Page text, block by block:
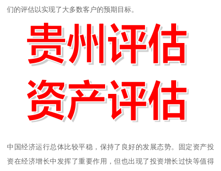
们的评估以实现了大多数客户的预期目标。
中国经济运行总体比较平稳，保持了良好的发展态势。固定资产投
资在经济增长中发挥了重要作用，但也出现了投资增长过快等值得